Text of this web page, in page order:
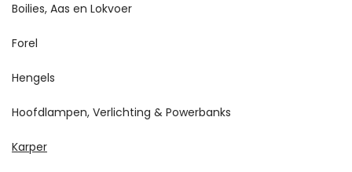
Boilies, Aas en Lokvoer
Forel
Hengels
Hoofdlampen, Verlichting & Powerbanks
Karper